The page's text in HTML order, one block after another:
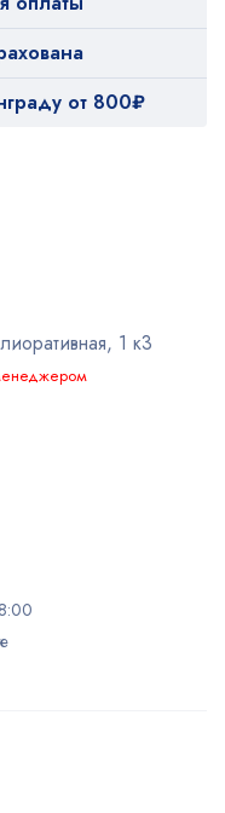
от 800₽
1 к3